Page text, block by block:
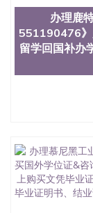
合性大学，
生前往求学
位、声誉、
誉为美国本
计系更是在
业生大多可
机会。许多
供许多相应
(UC)，还是
地区为全美
134种学士学
国的学生来
子工程学，
受性肯定及
办理鹿
551190476》
留学回国补办